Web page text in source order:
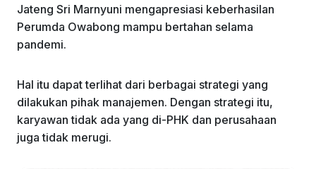
Jateng Sri Marnyuni mengapresiasi keberhasilan
Perumda Owabong mampu bertahan selama
pandemi.
Hal itu dapat terlihat dari berbagai strategi yang
dilakukan pihak manajemen. Dengan strategi itu,
karyawan tidak ada yang di-PHK dan perusahaan
juga tidak merugi.